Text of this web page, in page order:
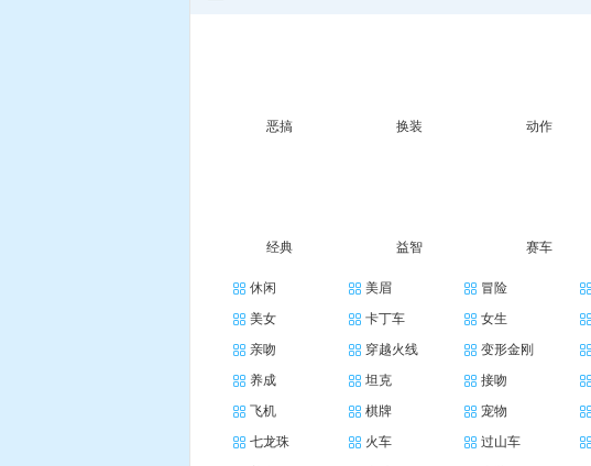
恶搞 换装 动作
经典 益智 赛车
休闲 美眉 冒险
美女
卡丁车 女生
亲吻
穿越火线 变形金刚
养成
坦克 接吻
飞机
棋牌 宠物
七龙珠
火车 过山车